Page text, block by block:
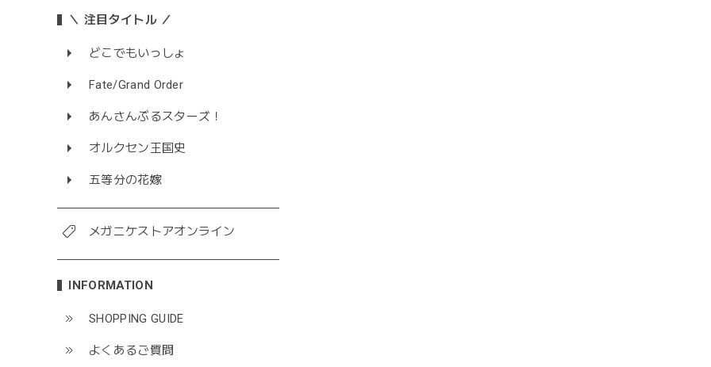
＼ 注目タイトル ／
どこでもいっしょ
Fate/Grand Order
あんさんぶるスターズ！
オルクセン王国史
五等分の花嫁
メガニケストアオンライン
INFORMATION
SHOPPING GUIDE
よくあるご質問